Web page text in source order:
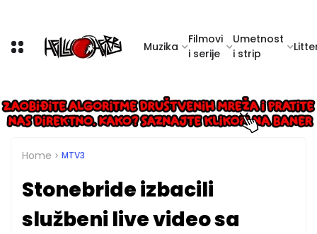
Muzika
Filmovi
i serije
Umetnost
i strip
Home MTV3
Stonebride izbacili
službeni live video sa